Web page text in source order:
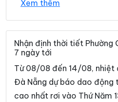
Xã Bến Hiên
Xã Đắc Pring
Xã Điện Bàn Tây
Xã Đông Giang
Xã Duy Nghĩa
Xem thêm
Nhận định thời tiết Phường
7 ngày tới
Từ 08/08 đến 14/08, nhiệt
Đà Nẵng dự báo dao động
cao nhất rơi vào Thứ Năm